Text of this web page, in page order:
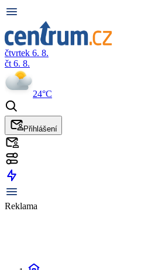
čtvrtek 6. 8.
čt 6. 8.
24°C
Přihlášení
Reklama